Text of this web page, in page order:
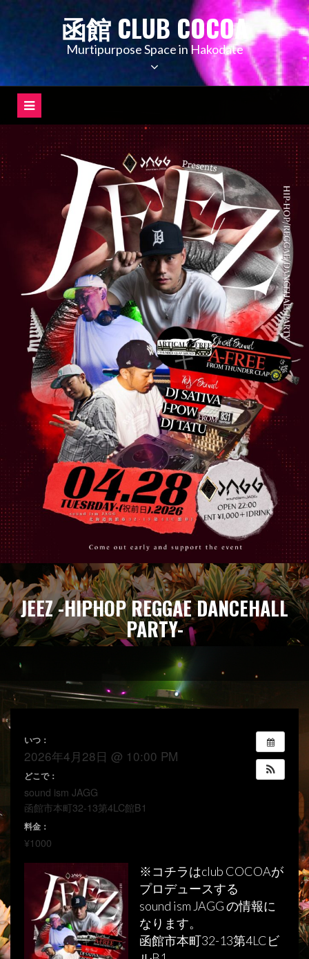
ツ
キ
プ
函館 CLUB COCOA
Murtipurpose Space in Hakodate
JEEZ -HIPHOP REGGAE DANCEHALL
PARTY-
いつ：
2026年4月28日 @ 10:00 PM
どこで：
sound ism JAGG
函館市本町32-13第4LC館B1
料金：
¥1000
※コチラはclub COCOAが
プロデュースする
sound ism JAGG の情報に
なります。
函館市本町32-13第4LCビ